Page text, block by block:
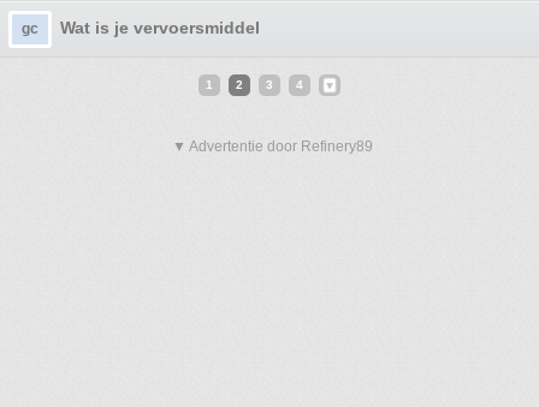
gc Wat is je vervoersmiddel
1 2 3 4
▼ Advertentie door Refinery89